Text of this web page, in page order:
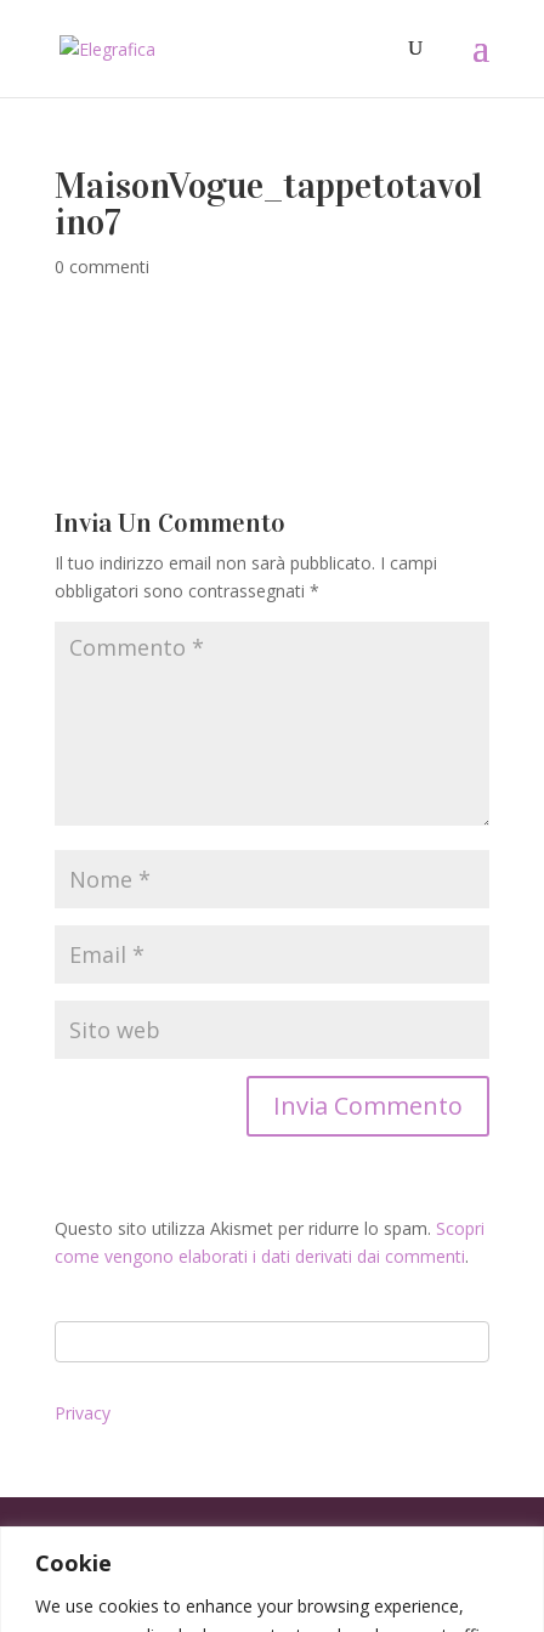
Cookie
We use cookies to enhance your browsing experience,
MaisonVogue_tappetotavol
ino7
0 commenti
Invia Un Commento
Il tuo indirizzo email non sarà pubblicato. I campi
obbligatori sono contrassegnati *
Questo sito utilizza Akismet per ridurre lo spam. Scopri
come vengono elaborati i dati derivati dai commenti.
Privacy